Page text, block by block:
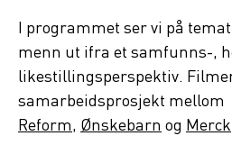
I programmet ser vi på
menn ut ifra et samfunns-,
likestillingsperspektiv.
samarbeidsprosjekt mellom
Reform, Ønskebarnog Merck